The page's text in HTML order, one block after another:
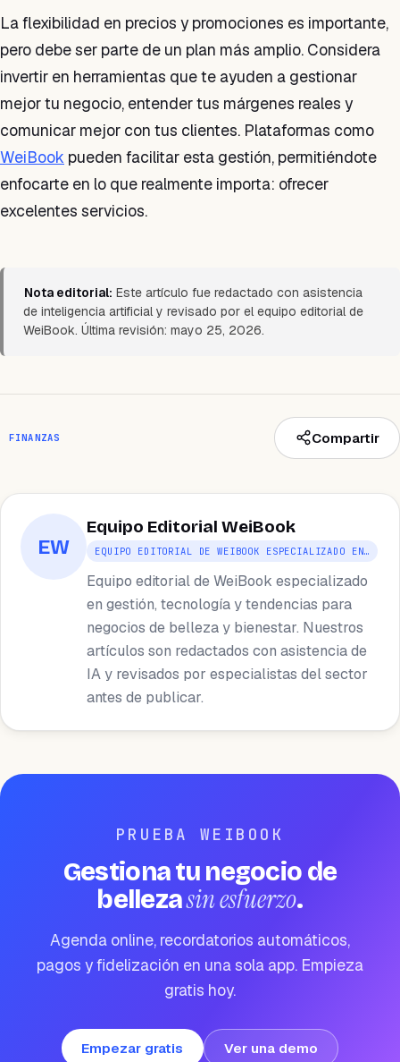
La flexibilidad en precios y promociones es importante,
pero debe ser parte de un plan más amplio. Considera
invertir en herramientas que te ayuden a gestionar
mejor tu negocio, entender tus márgenes reales y
comunicar mejor con tus clientes. Plataformas como
WeiBook pueden facilitar esta gestión, permitiéndote
enfocarte en lo que realmente importa: ofrecer
excelentes servicios.
Nota editorial: Este artículo fue redactado con asistencia
de inteligencia artificial y revisado por el equipo editorial de
WeiBook. Última revisión: mayo 25, 2026.
FINANZAS Compartir
EW
Equipo Editorial WeiBook
EQUIPO EDITORIAL DE WEIBOOK ESPECIALIZADO EN…
Equipo editorial de WeiBook especializado
en gestión, tecnología y tendencias para
negocios de belleza y bienestar. Nuestros
artículos son redactados con asistencia de
IA y revisados por especialistas del sector
antes de publicar.
PRUEBA WEIBOOK
Gestiona tu negocio de
bellezasin esfuerzo.
Agenda online, recordatorios automáticos,
pagos y fidelización en una sola app. Empieza
gratis hoy.
Empezar gratis Ver una demo